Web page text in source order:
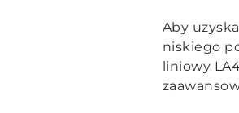
Aby
niskiego
liniowy